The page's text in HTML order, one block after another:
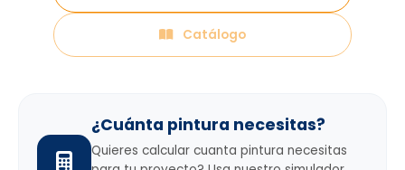
Catálogo
¿Cuánta pintura necesitas?
Quieres calcular cuanta pintura necesitas